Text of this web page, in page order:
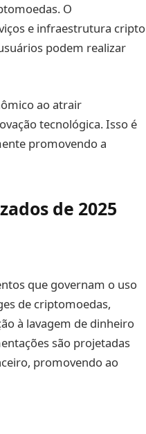
O
e infraestrutura cripto
podem realizar
ao atrair
tecnológica. Isso é
promovendo a
de 2025
que governam o uso
de criptomoedas,
à lavagem de dinheiro
são projetadas
promovendo ao